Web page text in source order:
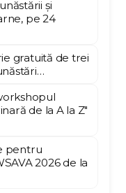
și
pe 24
gratuită de trei
de la A la Z"
pentru
2026 de la